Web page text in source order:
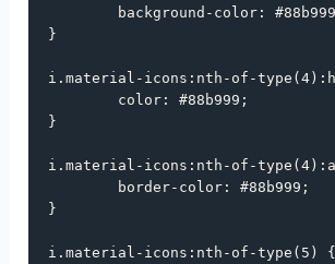
background-color : #88b999
}
i .material-icons : nth-of-type (4 ):
color : #88b999 ;
}
i .material-icons : nth-of-type (4 ):
border-color : #88b999 ;
}
i .material-icons : nth-of-type ( 5 ) {